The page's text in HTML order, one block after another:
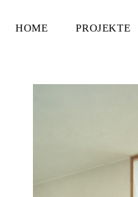
HOME PROJEKTE